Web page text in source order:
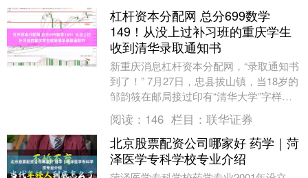
杠杆资本分配网 总分699数学
149！从没上过补习班的重庆学生
收到清华录取通知书
新重庆消息杠杆资本分配网，“录取通知书
到了！” 7月27日，忠县拔山镇，当18岁的
邹韵筱在邮局接过印有“清华大学”字样的
EMS信封时，他感觉很平静：“通知书到
了....
阅读： 146 栏目： 联华证券
北京股票配资公司哪家好 药学｜菏
泽医学专科学校专业介绍